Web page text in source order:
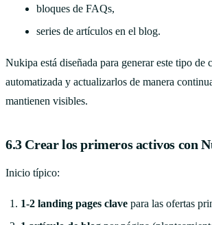
bloques de FAQs,
series de artículos en el blog.
Nukipa está diseñada para generar este tipo de
automatizada y actualizarlos de manera
mantienen visibles.
6.3 Crear los primeros activos con
Inicio típico:
1-2 landing pages clave para las ofertas